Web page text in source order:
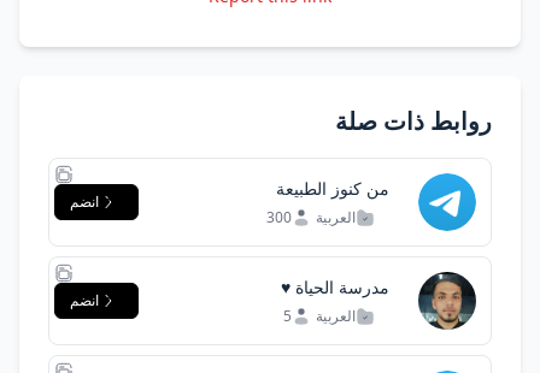
روابط ذات صلة
من كنوز الطبيعة
العربية 300
انضم
مدرسة الحياة ♥️
العربية 5
انضم